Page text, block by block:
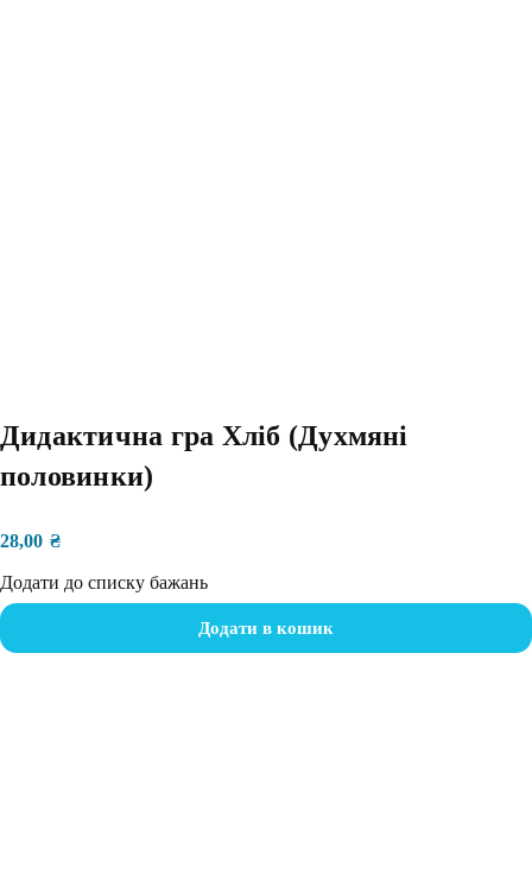
Дидактична гра Хліб (Духмяні
половинки)
28,00 ₴
Додати до списку бажань
Додати в кошик